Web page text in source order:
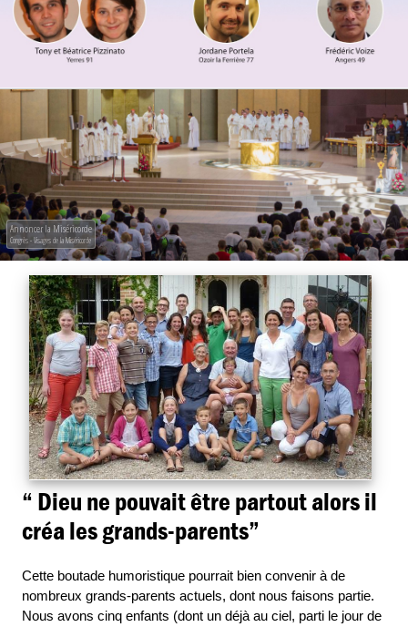
Annoncer la Miséricorde
Congrès - Visages de la Miséricorde
“ Dieu ne pouvait être partout alors il
créa les grands-parents”
Cette boutade humoristique pourrait bien convenir à de
nombreux grands-parents actuels, dont nous faisons partie.
Nous avons cinq enfants (dont un déjà au ciel, parti le jour de